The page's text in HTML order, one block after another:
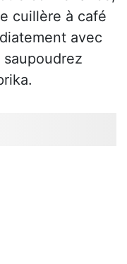
cuillère à café
avec